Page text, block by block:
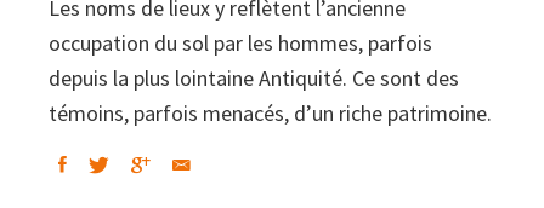
Les noms de lieux y reflètent l’ancienne
occupation du sol par les hommes, parfois
depuis la plus lointaine Antiquité. Ce sont des
témoins, parfois menacés, d’un riche patrimoine.